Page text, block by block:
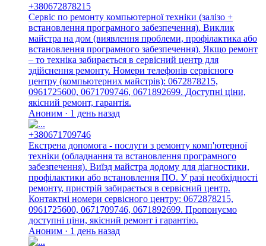
+380672878215
Сервіс по ремонту компьютерної техніки (залізо +
встановлення програмного забезпечення). Виклик
майстра на дом (виявлення проблеми, профілактика або
встановлення програмного забезпечення). Якщо ремонт
– то техніка забирається в сервісний центр для
здійснення ремонту. Номери телефонів сервісного
центру (компьютерних майстрів): 0672878215,
0961725600, 0671709746, 0671892699. Доступні ціни,
якісний ремонт, гарантія.
Аноним · 1 день назад
+380671709746
Екстрена допомога - послуги з ремонту комп'ютерної
техніки (обладнання та встановлення програмного
забезпечення). Виїзд майстра додому для діагностики,
профілактики або встановлення ПО. У разі необхідності
ремонту, пристрій забирається в сервісний центр.
Контактні номери сервісного центру: 0672878215,
0961725600, 0671709746, 0671892699. Пропонуємо
доступні ціни, якісний ремонт і гарантію.
Аноним · 1 день назад